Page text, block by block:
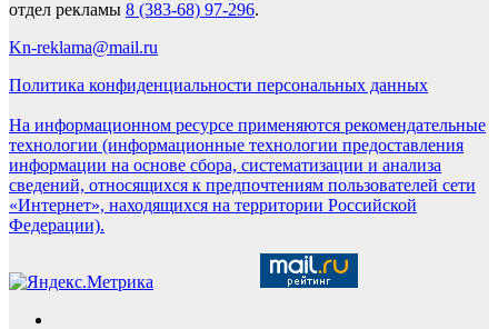
отдел рекламы 8 (383-68) 97-296.
Kn-reklama@mail.ru
Политика конфиденциальности персональных данных
На информационном ресурсе применяются рекомендательные
технологии (информационные технологии предоставления
информации на основе сбора, систематизации и анализа
сведений, относящихся к предпочтениям пользователей сети
«Интернет», находящихся на территории Российской
Федерации).